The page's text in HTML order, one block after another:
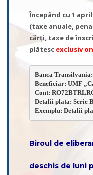
Începând cu 1
(taxe anuale,
cărți, taxe de
plătesc exclusiv
Banca Transilvania:
Beneficiar: UMF
Cont:
Detalii plata: Serie
Exemplu: Detalii
Biroul de
deschis de luni